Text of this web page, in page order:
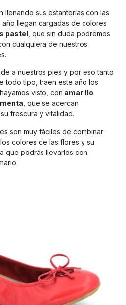
llenando sus estanterías con las
llegan cargadas de colores
pastel , que sin duda podremos
cualquiera de nuestros
a nuestros pies y por eso tanto
todo tipo, traen este año los
visto, con amarillo
, que se acercan
frescura y vitalidad.
son muy fáciles de combinar
colores de las flores y su
que podrás llevarlos con